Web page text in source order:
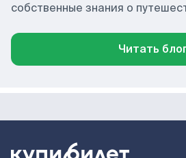
собственные знания о
Читать